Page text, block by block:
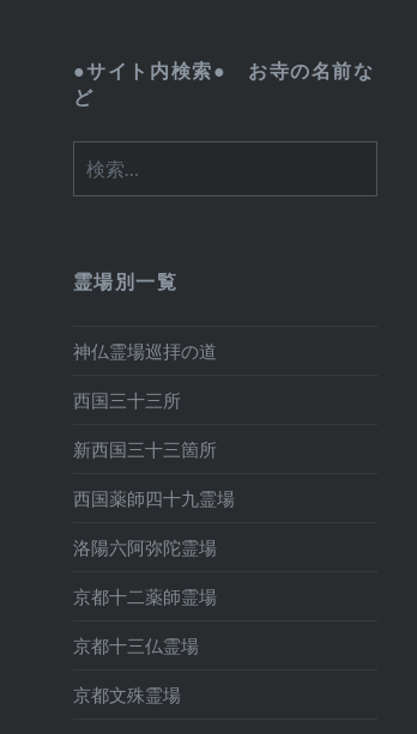
●サイト内検索● お寺の名前な
ど
索:
霊場別一覧
神仏霊場巡拝の道
西国三十三所
新西国三十三箇所
西国薬師四十九霊場
洛陽六阿弥陀霊場
京都十二薬師霊場
京都十三仏霊場
京都文殊霊場